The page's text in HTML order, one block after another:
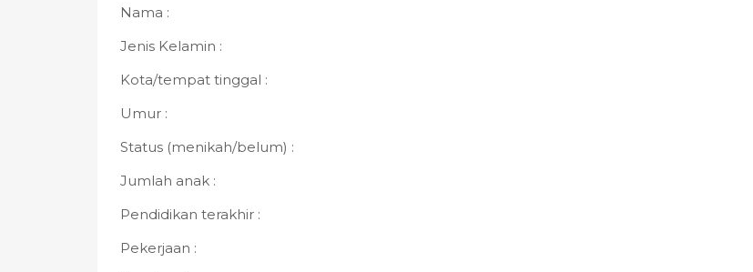
Nama :
Jenis Kelamin :
Kota/tempat tinggal :
Umur :
Status (menikah/belum) :
Jumlah anak :
Pendidikan terakhir :
Pekerjaan :